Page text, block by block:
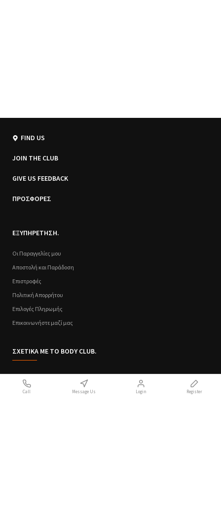
FIND US
JOIN THE CLUB
GIVE US FEEDBACK
ΠΡΟΣΦΟΡΕΣ
ΕΞΥΠΗΡΕΤΗΣΗ.
Οι Παραγγελίες μου
Αποστολή και Παράδοση
Επιστροφές
Πολιτική Απορρήτου
Επιλογές Πληρωμής
Επικοινωνήστε μαζί μας
ΣΧΕΤΙΚΑ ΜΕ ΤΟ BODY CLUB.
Call Message Us Login Register